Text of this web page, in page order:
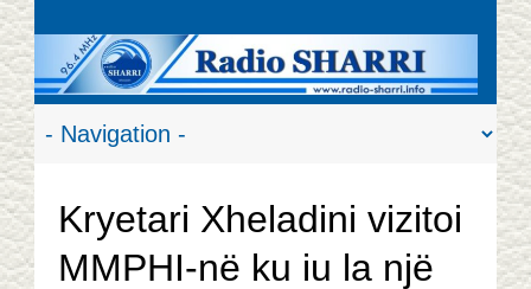
Kryetari Xheladini vizitoi
MMPHI-në ku iu la një